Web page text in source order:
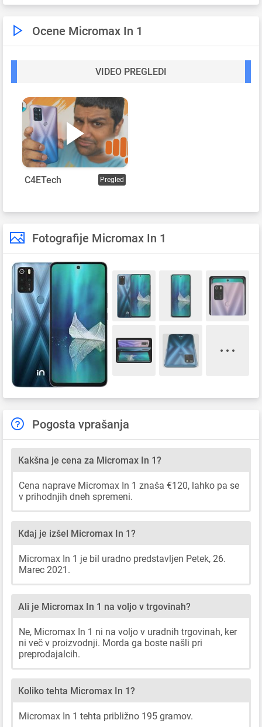
Ocene Micromax In 1
VIDEO PREGLEDI
C4ETech Pregled
Fotografije Micromax In 1
Pogosta vprašanja
Kakšna je cena za Micromax In 1?
Cena naprave Micromax In 1 znaša €120, lahko pa se
v prihodnjih dneh spremeni.
Kdaj je izšel Micromax In 1?
Micromax In 1 je bil uradno predstavljen Petek, 26.
Marec 2021.
Ali je Micromax In 1 na voljo v trgovinah?
Ne, Micromax In 1 ni na voljo v uradnih trgovinah, ker
ni več v proizvodnji. Morda ga boste našli pri
preprodajalcih.
Koliko tehta Micromax In 1?
Micromax In 1 tehta približno 195 gramov.